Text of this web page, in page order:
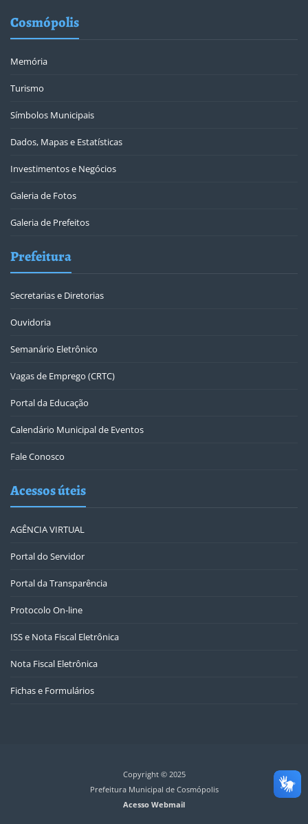
Cosmópolis
Memória
Turismo
Símbolos Municipais
Dados, Mapas e Estatísticas
Investimentos e Negócios
Galeria de Fotos
Galeria de Prefeitos
Prefeitura
Secretarias e Diretorias
Ouvidoria
Semanário Eletrônico
Vagas de Emprego (CRTC)
Portal da Educação
Calendário Municipal de Eventos
Fale Conosco
Acessos úteis
AGÊNCIA VIRTUAL
Portal do Servidor
Portal da Transparência
Protocolo On-line
ISS e Nota Fiscal Eletrônica
Nota Fiscal Eletrônica
Fichas e Formulários
Copyright © 2025
Prefeitura Municipal de Cosmópolis
Acesso Webmail